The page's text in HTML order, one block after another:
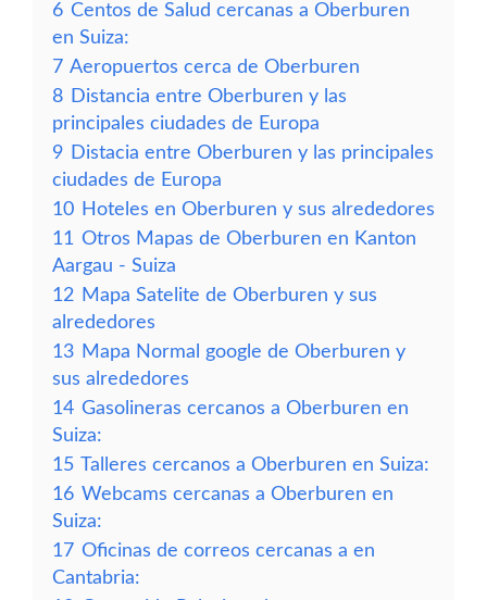
6 Centos de Salud cercanas a Oberburen
en Suiza:
7 Aeropuertos cerca de Oberburen
8 Distancia entre Oberburen y las
principales ciudades de Europa
9 Distacia entre Oberburen y las principales
ciudades de Europa
10 Hoteles en Oberburen y sus alrededores
11 Otros Mapas de Oberburen en Kanton
Aargau - Suiza
12 Mapa Satelite de Oberburen y sus
alrededores
13 Mapa Normal google de Oberburen y
sus alrededores
14 Gasolineras cercanos a Oberburen en
Suiza:
15 Talleres cercanos a Oberburen en Suiza:
16 Webcams cercanas a Oberburen en
Suiza:
17 Oficinas de correos cercanas a en
Cantabria: